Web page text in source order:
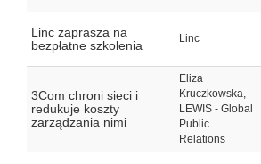
Linc zaprasza na
bezpłatne szkolenia
Linc
3Com chroni sieci i
redukuje koszty
zarządzania nimi
Eliza
Kruczkowska,
LEWIS - Global
Public
Relations